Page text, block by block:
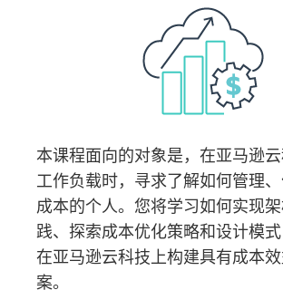
本课程面向的对象是，在亚马逊
工作负载时，寻求了解如何管理
成本的个人。您将学习如何实现
践、探索成本优化策略和设计模
在亚马逊云科技上构建具有成本
案。